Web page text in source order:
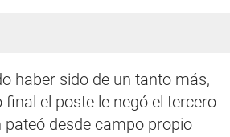
haber sido de un tanto más,
final el poste le negó el tercero
pateó desde campo propio